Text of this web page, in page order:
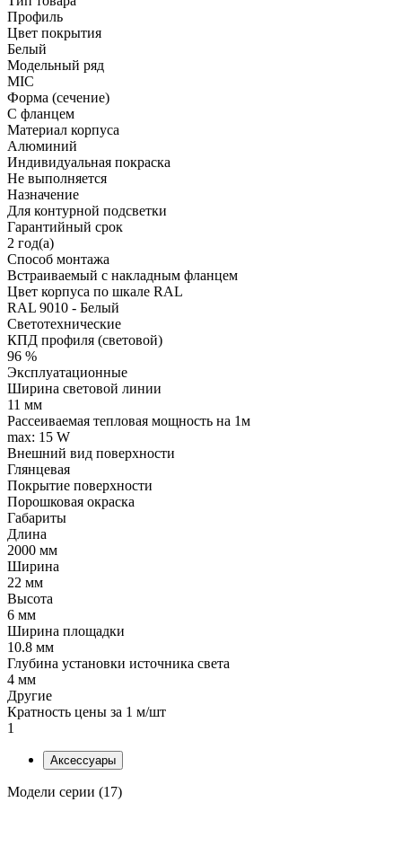
Профиль
Цвет покрытия
Белый
Модельный ряд
MIC
Форма (сечение)
С фланцем
Материал корпуса
Алюминий
Индивидуальная покраска
Не выполняется
Назначение
Для контурной подсветки
Гарантийный срок
2 год(а)
Способ монтажа
Встраиваемый с накладным фланцем
Цвет корпуса по шкале RAL
RAL 9010 - Белый
Светотехнические
КПД профиля (cветовой)
96 %
Эксплуатационные
Ширина световой линии
11 мм
Рассеиваемая тепловая мощность на 1м
max: 15 W
Внешний вид поверхности
Глянцевая
Покрытие поверхности
Порошковая окраска
Габариты
Длина
2000 мм
Ширина
22 мм
Высота
6 мм
Ширина площадки
10.8 мм
Глубина установки источника света
4 мм
Другие
Кратность цены за 1 м/шт
1
Аксессуары
Модели серии (17)